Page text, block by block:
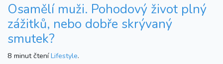
Osamělí muži. Pohodový život plný
zážitků, nebo dobře skrývaný
smutek?
8 minut čtení Lifestyle.